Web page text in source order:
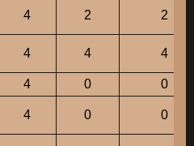
4 2 2
4 4 4
4 0
0
4 0 0